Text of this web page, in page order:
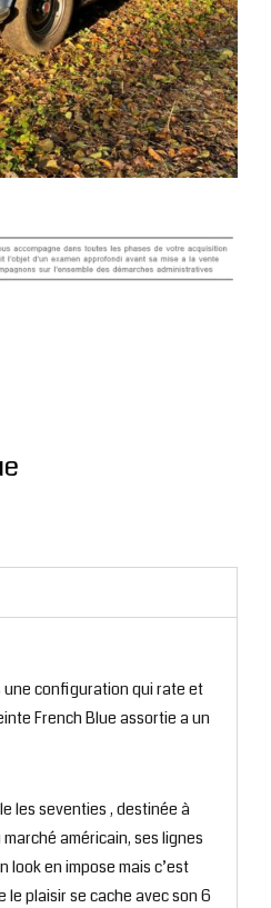
configuration qui rate et
French Blue assortie a un
les seventies , destinée à
américain, ses lignes
look en impose mais c’est
plaisir se cache avec son 6